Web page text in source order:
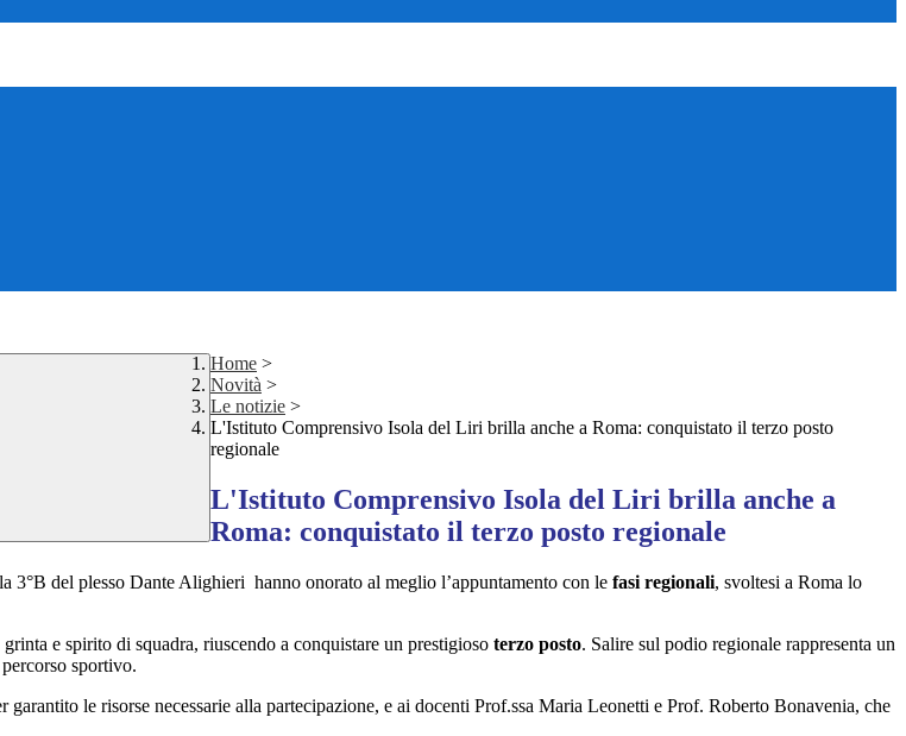
Home >
Novità >
Le notizie >
L'Istituto Comprensivo Isola del Liri brilla anche a Roma: conquistato il terzo posto
regionale
L'Istituto Comprensivo Isola del Liri brilla anche a
Roma: conquistato il terzo posto regionale
3°B del plesso Dante Alighieri hanno onorato al meglio l’appuntamento con le fasi regionali, svoltesi a Roma lo
e spirito di squadra, riuscendo a conquistare un prestigioso terzo posto. Salire sul podio regionale rappresenta un
sportivo.
le risorse necessarie alla partecipazione, e ai docenti Prof.ssa Maria Leonetti e Prof. Roberto Bonavenia, che